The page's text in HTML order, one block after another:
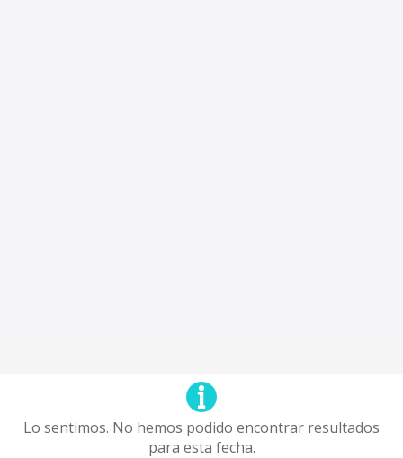
Lo sentimos. No hemos podido encontrar resultados
para esta fecha.